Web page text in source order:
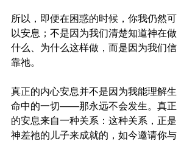
所以，即便在困惑的时候，你我仍然可
以安息；不是因为我们清楚知道神在做
什么、为什么这样做，而是因为我们信
靠祂。
真正的内心安息并不是因为我能理解生
命中的一切——那永远不会发生。真正
的安息来自一种关系：这种关系，正是
神差祂的儿子来成就的，如今邀请你与